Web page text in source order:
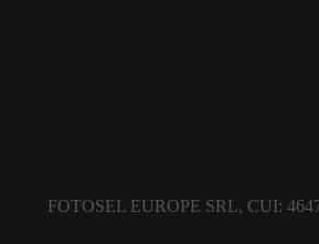
EUROPE SRL, CUI: